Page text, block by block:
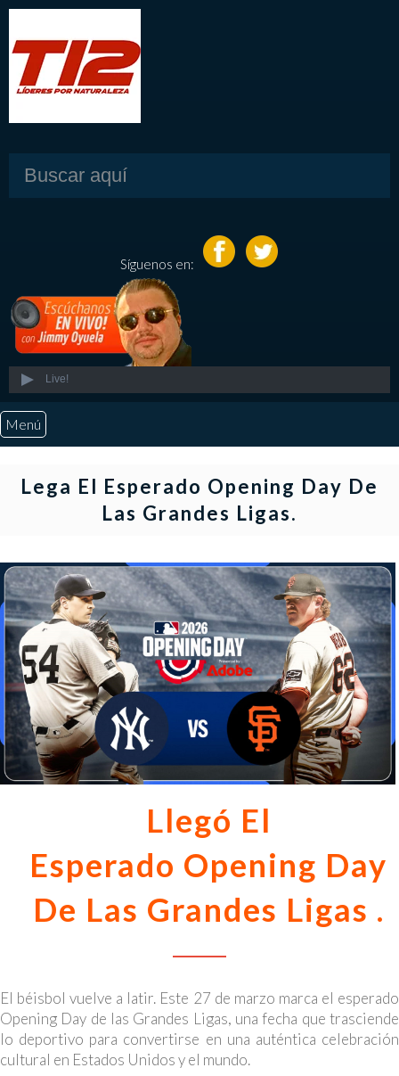
Síguenos en:
Live!
Menú
Marcadores
Noticias
Otros Deportes
Risaralda
Lega El Esperado Opening Day De
Las Grandes Ligas.
Llegó El
Esperado Opening Day
De Las Grandes Ligas .
El béisbol vuelve a latir. Este 27 de marzo marca el esperado
Opening Day de las Grandes Ligas, una fecha que trasciende
lo deportivo para convertirse en una auténtica celebración
cultural en Estados Unidos y el mundo.